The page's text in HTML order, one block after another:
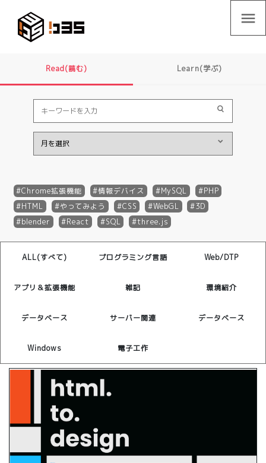
menu
Read(読む) Learn(学ぶ)
Chrome拡張機能 情報デバイス MySQL
PHP
HTML
やってみよう CSS WebGL
3D
blender
React SQL three.js
ALL(すべて) プログラミング言語 Web/DTP
アプリ＆拡張機能 雑記 環境紹介
データベース サーバー関連 データベース
Windows 電子工作